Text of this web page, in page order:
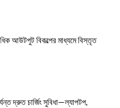
আউটপুট বিকল্পের মাধ্যমে বিস্তৃত
দ্রুত চার্জিং সুবিধা—ল্যাপটপ,